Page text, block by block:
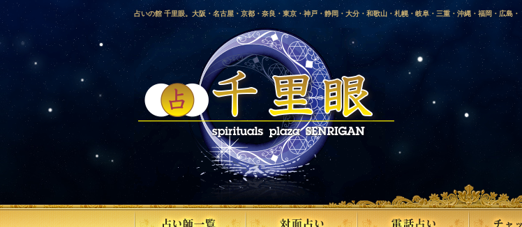
占いの館 千里眼。大阪・名古屋・京都・奈良・東京・神戸・静岡・大分・和歌山・札幌・岐阜・三重・沖縄・福岡・広島・
愛媛・鹿児島・徳島・香川・山形・岡山・横浜・千葉・福島・岩手・高知・熊本・群馬・滋賀・福井・仙台・山口・宮崎・山
梨・長野・埼玉・茨城・栃木・金沢・佐賀・長崎・鳥取・富山・新潟・秋田・青森・島根に店舗を構える、口コミで評判の人
気占い師による占い。